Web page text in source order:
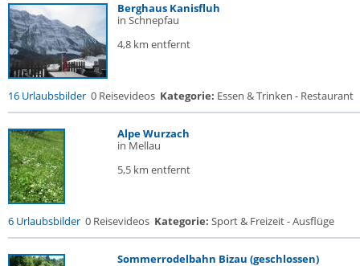
Berghaus Kanisfluh
in Schnepfau
4,8 km entfernt
16 Urlaubsbilder 0 Reisevideos Kategorie: Essen & Trinken - Restaurant
Alpe Wurzach
in Mellau
5,5 km entfernt
6 Urlaubsbilder 0 Reisevideos Kategorie: Sport & Freizeit - Ausflüge
Sommerrodelbahn Bizau (geschlossen)